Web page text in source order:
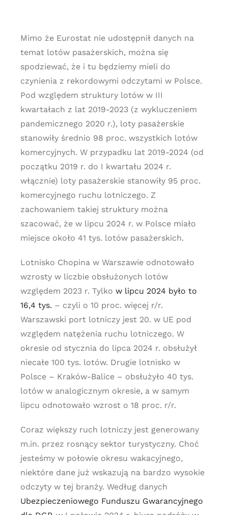
Mimo że Eurostat nie udostępnił danych na
temat lotów pasażerskich, można się
spodziewać, że i tu będziemy mieli do
czynienia z rekordowymi odczytami w Polsce.
Pod względem struktury lotów w III
kwartałach z lat 2019-2023 (z wykluczeniem
pandemicznego 2020 r.), loty pasażerskie
stanowiły średnio 98 proc. wszystkich lotów
komercyjnych. W przypadku lat 2019-2024 (od
początku 2019 r. do I kwartału 2024 r.
włącznie) loty pasażerskie stanowiły 95 proc.
komercyjnego ruchu lotniczego. Z
zachowaniem takiej struktury można
szacować, że w lipcu 2024 r. w Polsce miało
miejsce około 41 tys. lotów pasażerskich.
Lotnisko Chopina w Warszawie odnotowało
wzrosty w liczbie obsłużonych lotów
względem 2023 r. Tylko w lipcu 2024 było to
16,4 tys. – czyli o 10 proc. więcej r/r.
Warszawski port lotniczy jest 20. w UE pod
względem natężenia ruchu lotniczego. W
okresie od stycznia do lipca 2024 r. obsłużył
niecałe 100 tys. lotów. Drugie lotnisko w
Polsce – Kraków-Balice – obsłużyło 40 tys.
lotów w analogicznym okresie, a w samym
lipcu odnotowało wzrost o 18 proc. r/r.
Coraz większy ruch lotniczy jest generowany
m.in. przez rosnący sektor turystyczny. Choć
jesteśmy w połowie okresu wakacyjnego,
niektóre dane już wskazują na bardzo wysokie
odczyty w tej branży. Według danych
Ubezpieczeniowego Funduszu Gwarancyjnego